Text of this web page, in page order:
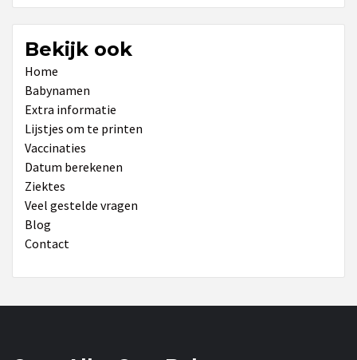
Bekijk ook
Home
Babynamen
Extra informatie
Lijstjes om te printen
Vaccinaties
Datum berekenen
Ziektes
Veel gestelde vragen
Blog
Contact